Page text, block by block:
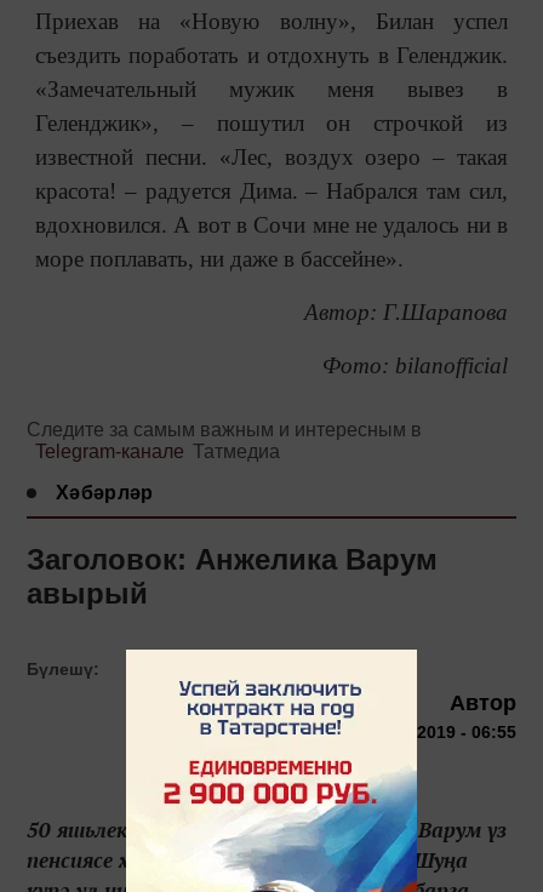
Приехав на «Новую волну», Билан успел
съездить поработать и отдохнуть в Геленджик.
«Замечательный мужик меня вывез в
Геленджик», – пошутил он строчкой из
известной песни. «Лес, воздух озеро – такая
красота! – радуется Дима. – Набрался там сил,
вдохновился. А вот в Сочи мне не удалось ни в
море поплавать, ни даже в бассейне».
Автор: Г.Шарапова
Фото: bilanofficial
Следите за самым важным и интересным в
Telegram-канале Татмедиа
Хәбәрләр
Заголовок: Анжелика Варум
авырый
Бүлешү:
Автор
29 августа 2019 - 06:55
50 яшьлек Россия җырчысы Анжелика Варум үз
пенсиясе хакында алдан ук кайгырта. Шуңа